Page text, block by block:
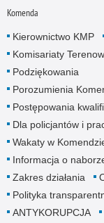
Komenda
Kierownictwo KMP
Komisariaty
Podziękowania
Porozumienia
Postępowania
Dla policjantów i
Wakaty w
Informacja o
Zakres działania
Polityka
ANTYKORUPCJA